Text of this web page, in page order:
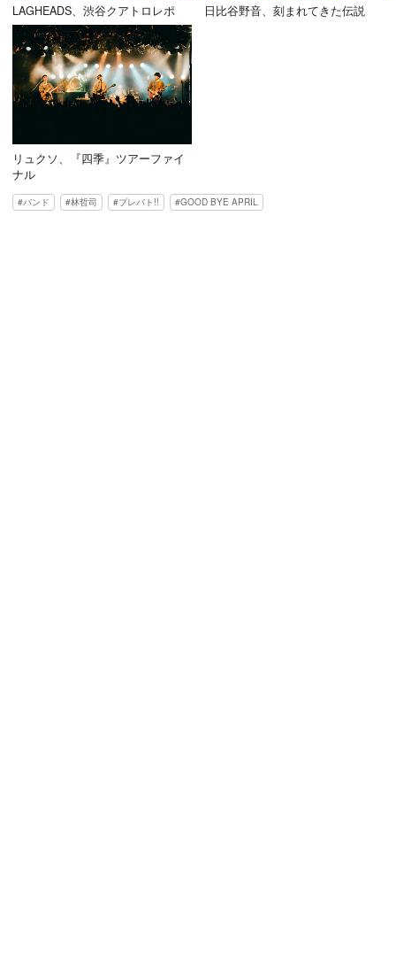
LAGHEADS、渋谷クアトロレポ 日比谷野音、刻まれてきた伝説
リュクソ、『四季』ツアーファイ
ナル
バンド 林哲司 プレバト!! GOOD BYE APRIL